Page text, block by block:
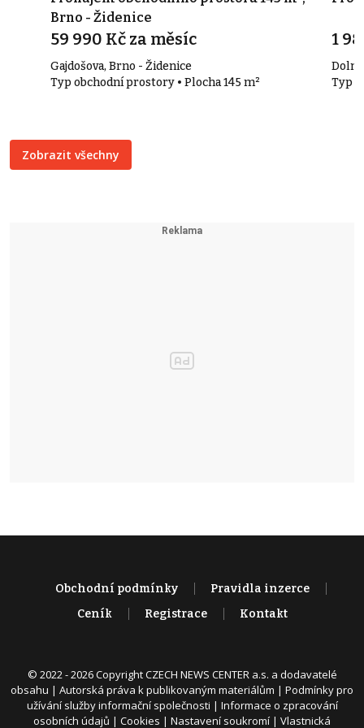
Brno - Židenice
59 990 Kč za měsíc
Gajdošova, Brno - Židenice
Typ obchodní prostory • Plocha 145 m²
1
Dolní
Typ
Zobrazit všechny
Obchodní podmínky
Pravidla inzerce
Ceník
Registrace Kontakt
© 2022 - 2026 Copyright CZECH NEWS CENTER a.s. a dodavatelé
obsahu | Autorská práva k publikovaným materiálům | Podmínky pro
užívání služby informační společnosti | Informace o zpracování
osobních údajů | Cookies | Nastavení soukromí | Vlastnická